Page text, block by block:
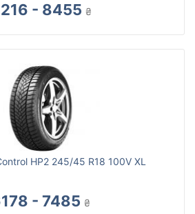
- 8455 ₴
HP2 245/45 R18 100V XL
- 7485 ₴